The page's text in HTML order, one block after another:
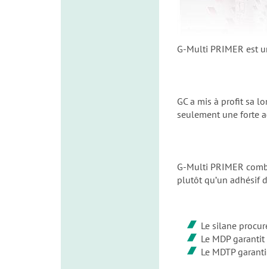
G-Multi PRIMER est
GC a mis à profit sa
seulement une forte
G-Multi PRIMER
plutôt quʼun adhésif
Le silane
Le MDP
Le MDTP